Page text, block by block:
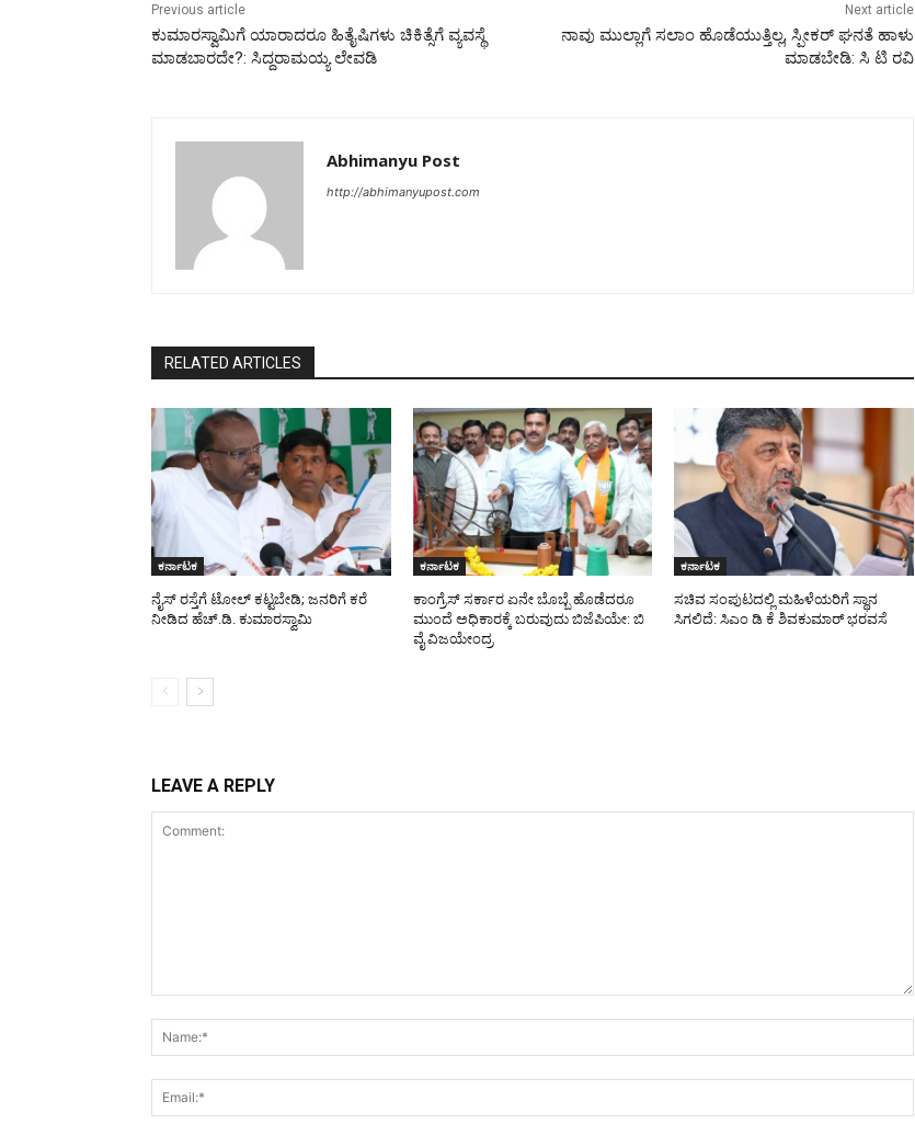
Previous article
ಕುಮಾರಸ್ವಾಮಿಗೆ ಯಾರಾದರೂ ಹಿತೈಷಿಗಳು ಚಿಕಿತ್ಸೆಗೆ ವ್ಯವಸ್ಥೆ
ಮಾಡಬಾರದೇ?: ಸಿದ್ದರಾಮಯ್ಯ ಲೇವಡಿ
Next article
ನಾವು ಮುಲ್ಲಾಗೆ ಸಲಾಂ ಹೊಡೆಯುತ್ತಿಲ್ಲ, ಸ್ಪೀಕರ್ ಘನತೆ ಹಾಳು
ಮಾಡಬೇಡಿ: ಸಿ ಟಿ ರವಿ
Abhimanyu Post
http://abhimanyupost.com
RELATED ARTICLES
ಕರ್ನಾಟಕ
ನೈಸ್ ರಸ್ತೆಗೆ ಟೋಲ್ ಕಟ್ಟಬೇಡಿ; ಜನರಿಗೆ ಕರೆ
ನೀಡಿದ ಹೆಚ್.ಡಿ. ಕುಮಾರಸ್ವಾಮಿ
ಕರ್ನಾಟಕ
ಕಾಂಗ್ರೆಸ್ ಸರ್ಕಾರ ಏನೇ ಬೊಬ್ಬೆ ಹೊಡೆದರೂ
ಮುಂದೆ ಅಧಿಕಾರಕ್ಕೆ ಬರುವುದು ಬಿಜೆಪಿಯೇ: ಬಿ
ವೈ ವಿಜಯೇಂದ್ರ
ಕರ್ನಾಟಕ
ಸಚಿವ ಸಂಪುಟದಲ್ಲಿ ಮಹಿಳೆಯರಿಗೆ ಸ್ಥಾನ
ಸಿಗಲಿದೆ: ಸಿಎಂ ಡಿ ಕೆ ಶಿವಕುಮಾರ್ ಭರವಸೆ
LEAVE A REPLY